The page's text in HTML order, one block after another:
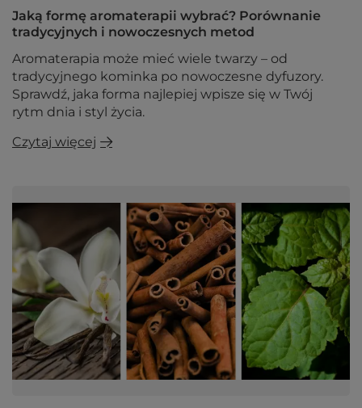
Jaką formę aromaterapii wybrać? Porównanie
tradycyjnych i nowoczesnych metod
Aromaterapia może mieć wiele twarzy – od
tradycyjnego kominka po nowoczesne dyfuzory.
Sprawdź, jaka forma najlepiej wpisze się w Twój
rytm dnia i styl życia.
Czytaj więcej